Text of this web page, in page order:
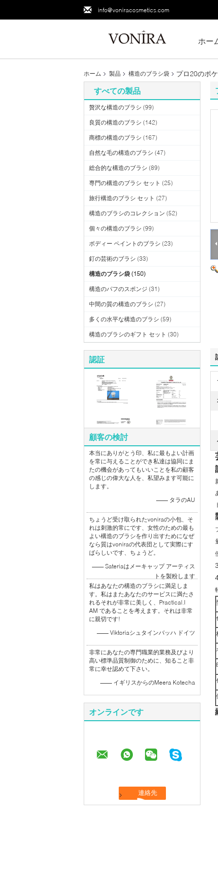
info@voniracosmetics.com
ホー
ホーム 製品 構造のブラシ袋 プロ20のポ
すべての製品
贅沢な構造のブラシ (99)
良質の構造のブラシ (142)
商標の構造のブラシ (167)
自然な毛の構造のブラシ (47)
総合的な構造のブラシ (89)
専門の構造のブラシ セット (25)
旅行構造のブラシ セット (27)
構造のブラシのコレクション (52)
個々の構造のブラシ (99)
ボディー ペイントのブラシ (23)
釘の芸術のブラシ (33)
構造のブラシ袋 (150)
構造のパフのスポンジ (31)
中間の質の構造のブラシ (27)
多くの水平な構造のブラシ (59)
構造のブラシのギフト セット (30)
認証
顧客の検討
本当にありがとう印、私に最もよい計画
を常に与えることができ私達は協同にま
たの機会があってもいいことを私の顧客
の感じの偉大な人を、私望みます可能に
します。
—— タラのAU
ちょうど受け取られたvoniraの小包、そ
れは刺激的常にです、女性のための最も
よい構造のブラシを作り出すためになぜ
なら質はvoniraの代表団として実際にす
ばらしいです、ちょうど。
—— Sateriaはメーキャップ アーティス
トを製粉します
私はあなたの構造のブラシに満足しま
す。私はまたあなたのサービスに満たさ
れるそれが非常に美しく、Practical.I
AM であることを考えます。それは非常
に親切です!
—— Viktoriaシュタインバッハ ドイツ
非常にあなたの専門職業的業務及びより
高い標準品質制御のために、知ること非
常に幸せ認めて下さい。
—— イギリスからのMeera Kotecha
オンラインです